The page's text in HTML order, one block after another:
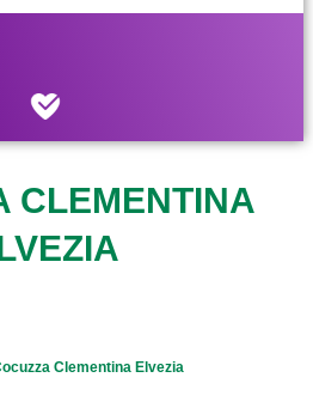
CLEMENTINA
Clementina Elvezia